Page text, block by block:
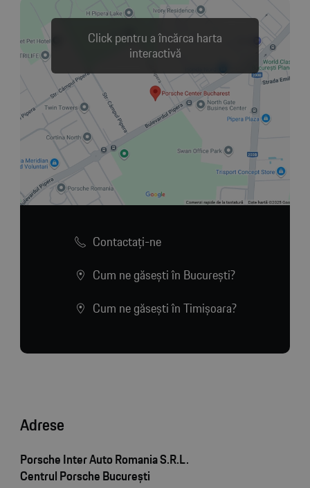
Click pentru a încărca harta
interactivă
Contactaţi-ne
Cum ne găsești în București?
Cum ne găsești în Timișoara?
Adrese
Porsche Inter Auto Romania S.R.L.
Centrul Porsche București